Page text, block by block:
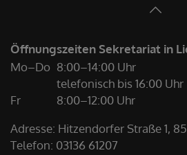
Öffnungszeiten Sekretariat in
Mo–Do 8:00–14:00 Uhr
telefonisch bis 16:00 Uhr
Fr
8:00–12:00 Uhr
Adresse: Hitzendorfer Straße 1,
Telefon: 03136 61207